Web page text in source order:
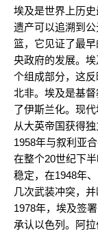
埃及是世界上历
遗产可以追溯到
篮，它见证了最
央政府的发展。
个组成部分，这
北非。埃及是基
了伊斯兰化。现
从大英帝国获得
1958年与叙利亚
在整个20世纪下
稳定，在1948年
几次武装冲突，
1978年，埃及签
承认以色列。阿